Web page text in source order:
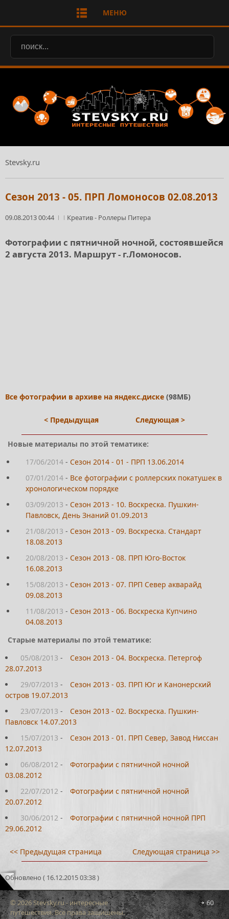
МЕНЮ
Stevsky.ru
Сезон 2013 - 05. ПРП Ломоносов 02.08.2013
09.08.2013 00:44 Креатив- Роллеры Питера
Фотографии с пятничной ночной, состоявшейся
2 августа 2013. Маршрут - г.Ломоносов.
Все фотографии в архиве на яндекс.диске (98МБ)
< Предыдущая Следующая >
Новые материалы по этой тематике:
17/06/2014 - Сезон 2014 - 01 - ПРП 13.06.2014
07/01/2014 - Все фотографии с роллерских покатушек в
хронологическом порядке
03/09/2013 - Сезон 2013 - 10. Воскреска. Пушкин-
Павловск, День Знаний 01.09.2013
21/08/2013 - Сезон 2013 - 09. Воскреска. Стандарт
18.08.2013
20/08/2013 - Сезон 2013 - 08. ПРП Юго-Восток
16.08.2013
15/08/2013 - Сезон 2013 - 07. ПРП Север акварайд
09.08.2013
11/08/2013 - Сезон 2013 - 06. Воскреска Купчино
04.08.2013
Старые материалы по этой тематике:
05/08/2013 -
Сезон 2013 - 04. Воскреска. Петергоф
28.07.2013
29/07/2013 -
Сезон 2013 - 03. ПРП Юг и Канонерский
остров 19.07.2013
23/07/2013 -
Сезон 2013 - 02. Воскреска. Пушкин-
Павловск 14.07.2013
15/07/2013 -
Сезон 2013 - 01. ПРП Север, Завод Ниссан
12.07.2013
06/08/2012 -
Фотографии с пятничной ночной
03.08.2012
22/07/2012 -
Фотографии с пятничной ночной
20.07.2012
30/06/2012 -
Фотографии с пятничной ночной ПРП
29.06.2012
<< Предыдущая страница Следующая страница >>
Обновлено ( 16.12.2015 03:38 )
60
© 2026 Stevsky.ru - интересные
путешествия. Все права защищены.